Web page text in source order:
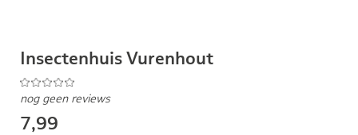
Insectenhuis Vurenhout
nog geen reviews
7,99